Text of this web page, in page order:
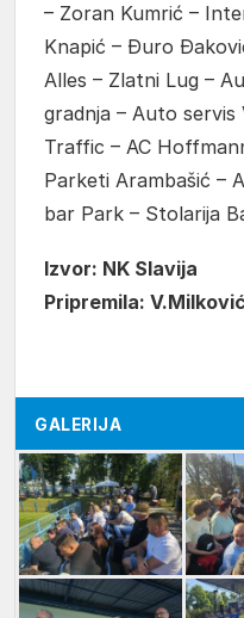
– Zoran Kumrić –
Knapić – Đuro
Alles – Zlatni Lug –
gradnja – Auto servis
Traffic – AC
Parketi Arambašić –
bar Park – Stolarija
Izvor: NK Slavija
Pripremila: V.Milković
GALERIJA